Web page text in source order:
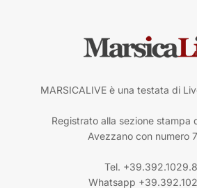
MARSICALIVE è una testata di
Registrato alla sezione stampa
Avezzano con numero
Tel.
Whatsapp